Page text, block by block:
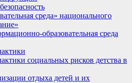
среда» национального
образовательная среда
социальных рисков детства в
отдыха детей и их